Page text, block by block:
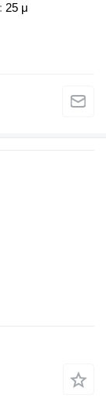
25 μ